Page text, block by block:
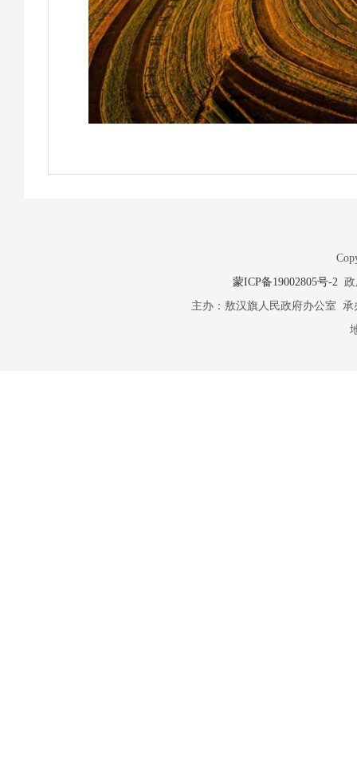
蒙ICP备19002805号-2政
主办：敖汉旗人民政府办公室